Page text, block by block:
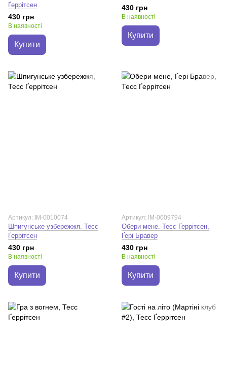
Ґеррітсен
430 грн
В наявності
Купити
430 грн
В наявності
Купити
Артикул: IM-0010074
Шпигунське узбережжя. Тесс
Ґеррітсен
430 грн
В наявності
Купити
Артикул: IM-0009794
Обери мене. Тесс Ґеррітсен,
Ґері Бравер
430 грн
В наявності
Купити